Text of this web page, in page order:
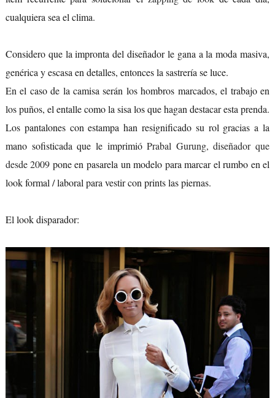
cualquiera sea el clima.
Considero que la impronta del diseñador le gana a la moda masiva,
genérica y escasa en detalles, entonces la sastrería se luce.
En el caso de la camisa serán los hombros marcados, el trabajo en
los puños, el entalle como la sisa los que hagan destacar esta prenda.
Los pantalones con estampa han resignificado su rol gracias a la
mano sofisticada que le imprimióPrabal Gurung, diseñador que
desde 2009 pone en pasarela un modelo para marcar el rumbo en el
look formal / laboral para vestir con prints las piernas.
El look disparador: